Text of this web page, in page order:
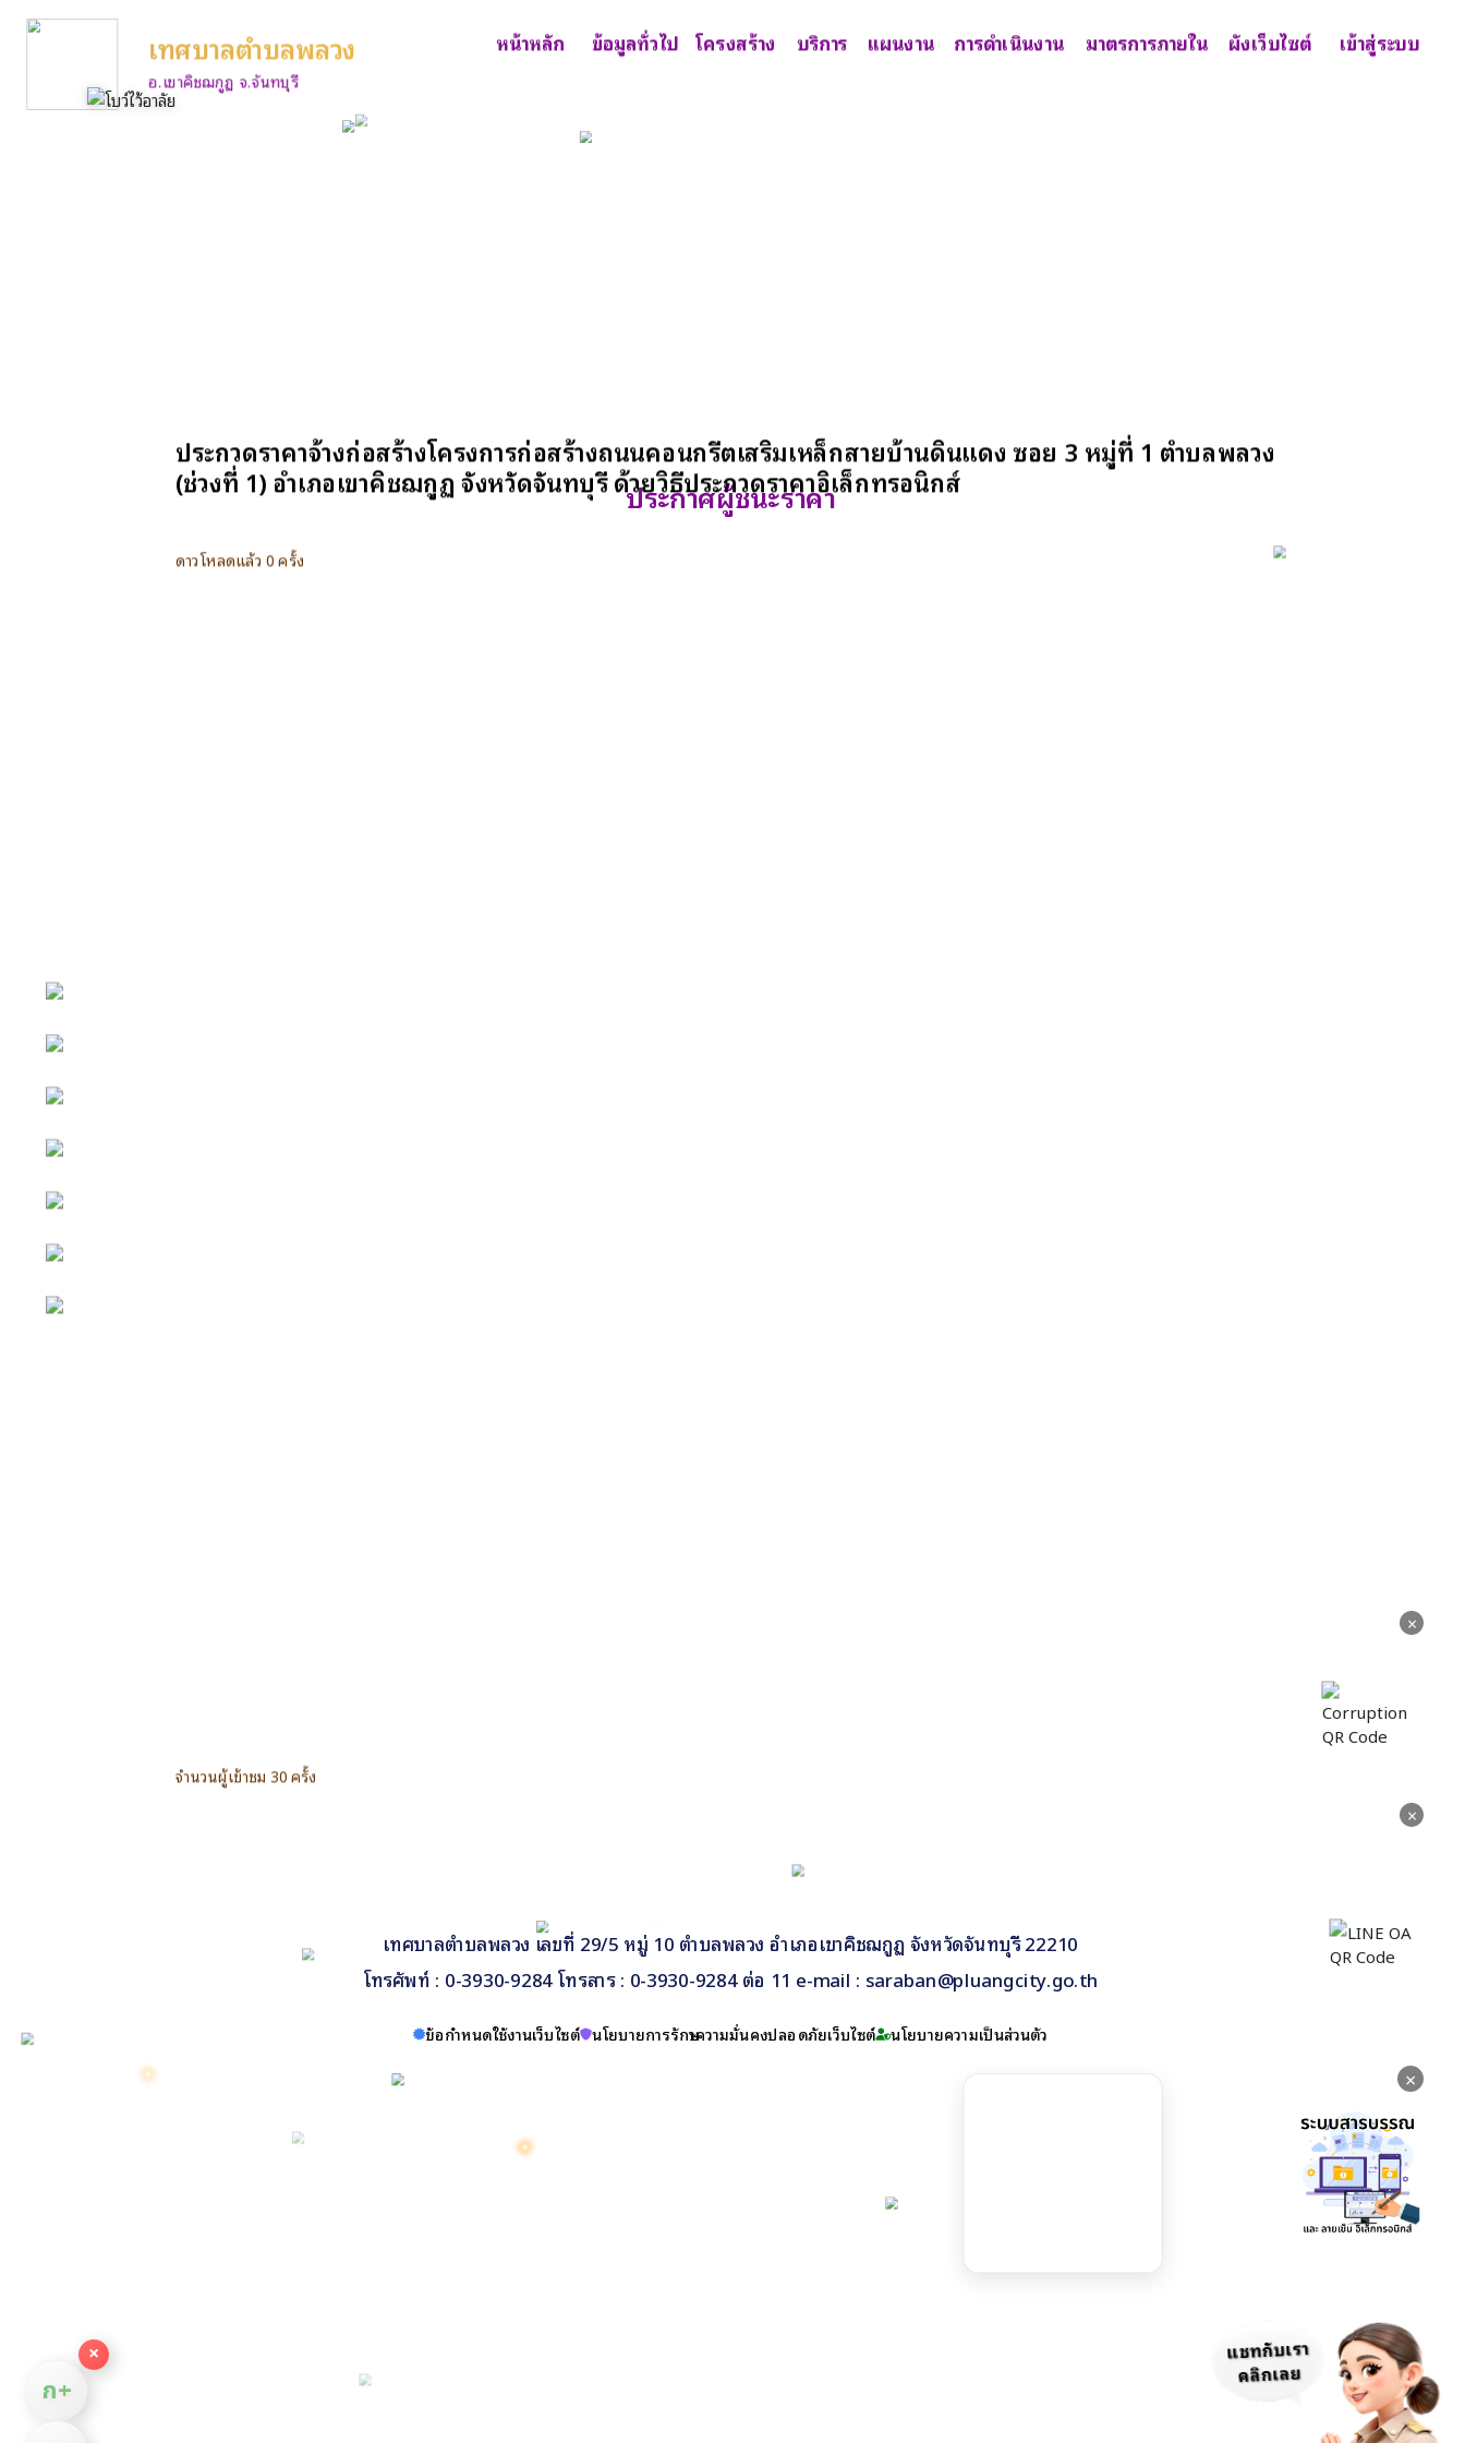
×
แชทกับเรา
คลิกเลย
เทศบาลตำบลพลวง
อ.เขาคิชฌกูฏ จ.จันทบุรี
หน้าหลัก ข้อมูลทั่วไป โครงสร้าง บริการ แผนงาน การดำเนินงาน มาตรการภายใน ผังเว็บไซต์ เข้าสู่ระบบ
ประกาศผู้ชนะราคา
ประกวดราคาจ้างก่อสร้างโครงการก่อสร้างถนนคอนกรีตเสริมเหล็กสายบ้านดินแดง ซอย 3 หมู่ที่ 1 ตำบลพลวง
(ช่วงที่ 1) อำเภอเขาคิชฌกูฏ จังหวัดจันทบุรี ด้วยวิธีประกวดราคาอิเล็กทรอนิกส์
ดาวโหลดแล้ว 0 ครั้ง
จำนวนผู้เข้าชม 30 ครั้ง
เทศบาลตำบลพลวง เลขที่ 29/5 หมู่ 10 ตำบลพลวง อำเภอเขาคิชฌกูฏ จังหวัดจันทบุรี 22210
โทรศัพท์ : 0-3930-9284 โทรสาร : 0-3930-9284 ต่อ 11 e-mail : saraban@pluangcity.go.th
ข้อกำหนดใช้งานเว็บไซต์ นโยบายการรักษาความมั่นคงปลอดภัยเว็บไซต์ นโยบายความเป็นส่วนตัว
×
ก+
×
×